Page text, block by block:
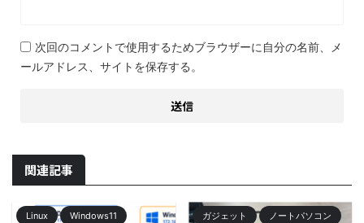
次回のコメントで使用するためブラウザーに自分の名前、メ
ールアドレス、サイトを保存する。
関連記事
Linux Windows11 ガジェット ノートパソコン